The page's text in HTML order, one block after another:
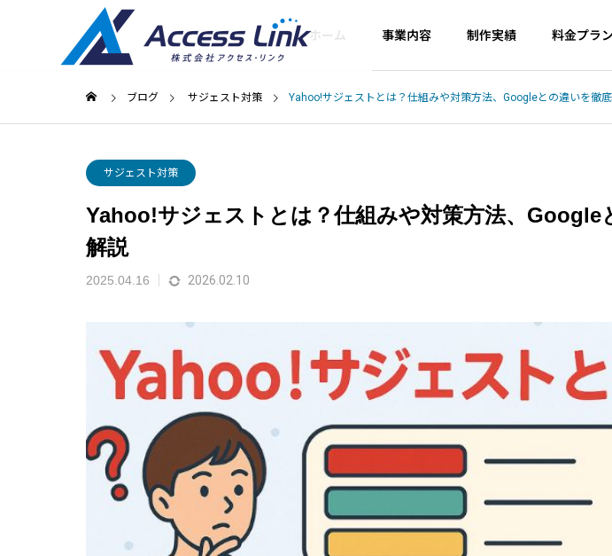
ホーム 事業内容 制作実績 料金プラン
集客型ホームペー
ームページ」をお届け
します
あなたの会社のレンタ
ルWEB部長に
MEO対策
Googleマップ
須です
Googleを名乗る不審な電話・
Googleトレンドが400語比較
に対応｜キーワード選定術
会社情報
Company
ブログ サジェスト対策 Yahoo!サジェストとは？仕組みや対策方法、Googleとの違いを徹
サジェスト対策
Yahoo!サジェストとは？仕組みや対策方法、Google
解説
2025.04.16 2026.02.10